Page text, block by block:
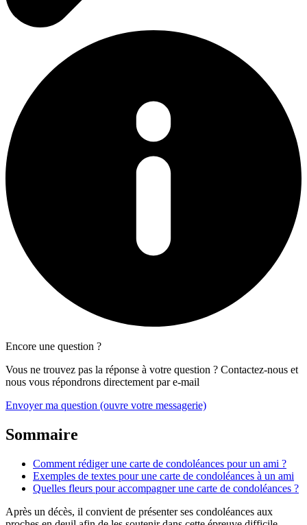
Encore une question ?
Vous ne trouvez pas la réponse à votre question ? Contactez-nous et
nous vous répondrons directement par e-mail
Envoyer ma question (ouvre votre messagerie)
Sommaire
Comment rédiger une carte de condoléances pour un ami ?
Exemples de textes pour une carte de condoléances à un ami
Quelles fleurs pour accompagner une carte de condoléances ?
Après un décès, il convient de présenter ses condoléances aux